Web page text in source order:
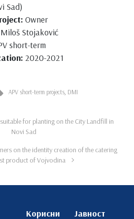
Sad)
Owner
Miloš Stojaković
short-term
2020-2021
APV short-term projects DMI
suitable for planting on the City Landfill in
Novi Sad
on the identity creation of the catering
product of Vojvodina
Корисни
Јавност